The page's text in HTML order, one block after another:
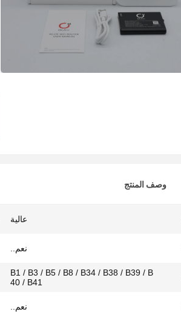
وصف المنتج
عالية
نعم..
B1 / B3 / B5 / B8 / B34 / B38 / B39 / B
40 / B41
نعم..